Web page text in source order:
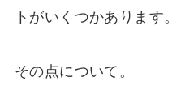
トがいくつかあります。
その点について。